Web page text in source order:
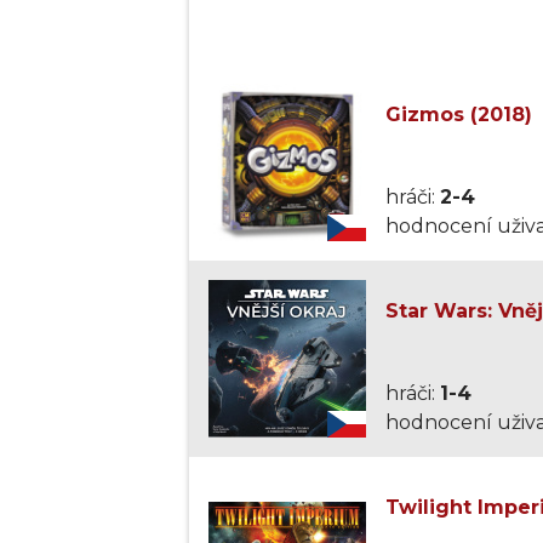
Gizmos (2018)
hráči: 2-4
hodnocení
Star Wars:
hráči: 1-4
hodnocení
Twilight